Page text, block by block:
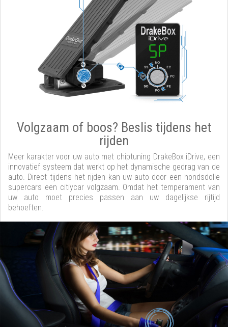
Volgzaam of boos? Beslis tijdens het
rijden
Meer karakter voor uw auto met chiptuning DrakeBox iDrive, een
innovatief systeem dat werkt op het dynamische gedrag van de
auto. Direct tijdens het rijden kan uw auto door een hondsdolle
supercars een citiycar volgzaam. Omdat het temperament van
uw auto moet precies passen aan uw dagelijkse rijtijd
behoeften.